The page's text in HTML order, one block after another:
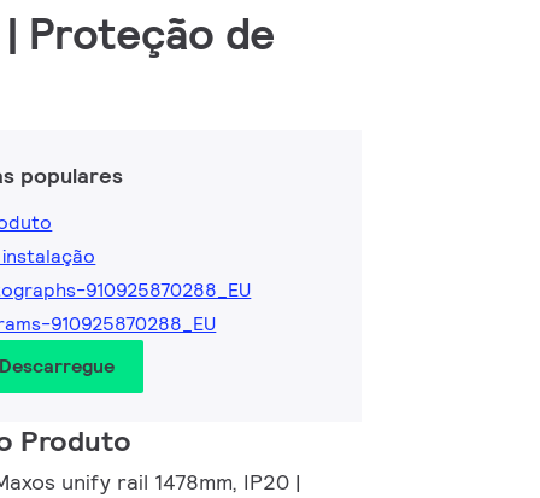
| Proteção de
populares
910925870288_EU
910925870288_EU
Produto
unify rail 1478mm, IP20 |